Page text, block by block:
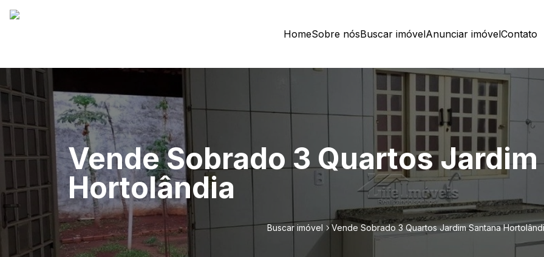
HomeSobre nósBuscar imóvelAnunciar imóvelContato
Vende Sobrado 3 Quartos
Hortolândia
Buscar imóvel Vende Sobrado 3 Quartos Jardim Santana